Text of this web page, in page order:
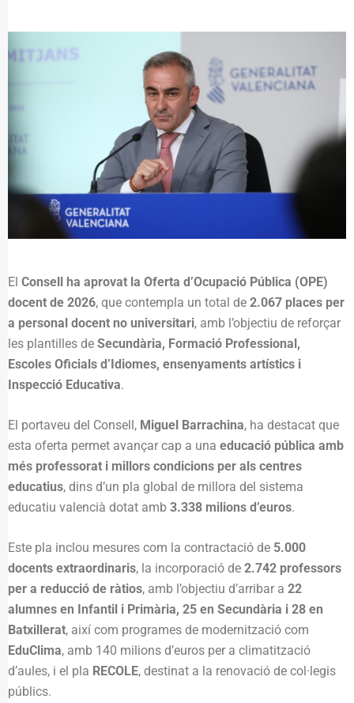
El Consell ha aprovat la Oferta d’Ocupació Pública (OPE)
docent de 2026, que contempla un total de 2.067 places per
a personal docent no universitari, amb l’objectiu de reforçar
les plantilles de Secundària, Formació Professional,
Escoles Oficials d’Idiomes, ensenyaments artístics i
Inspecció Educativa.
El portaveu del Consell, Miguel Barrachina, ha destacat que
esta oferta permet avançar cap a una educació pública amb
més professorat i millors condicions per als centres
educatius, dins d’un pla global de millora del sistema
educatiu valencià dotat amb 3.338 milions d’euros.
Este pla inclou mesures com la contractació de 5.000
docents extraordinaris, la incorporació de 2.742 professors
per a reducció de ràtios, amb l’objectiu d’arribar a 22
alumnes en Infantil i Primària, 25 en Secundària i 28 en
Batxillerat, així com programes de modernització com
EduClima, amb 140 milions d’euros per a climatització
d’aules, i el pla RECOLE, destinat a la renovació de col·legis
públics.